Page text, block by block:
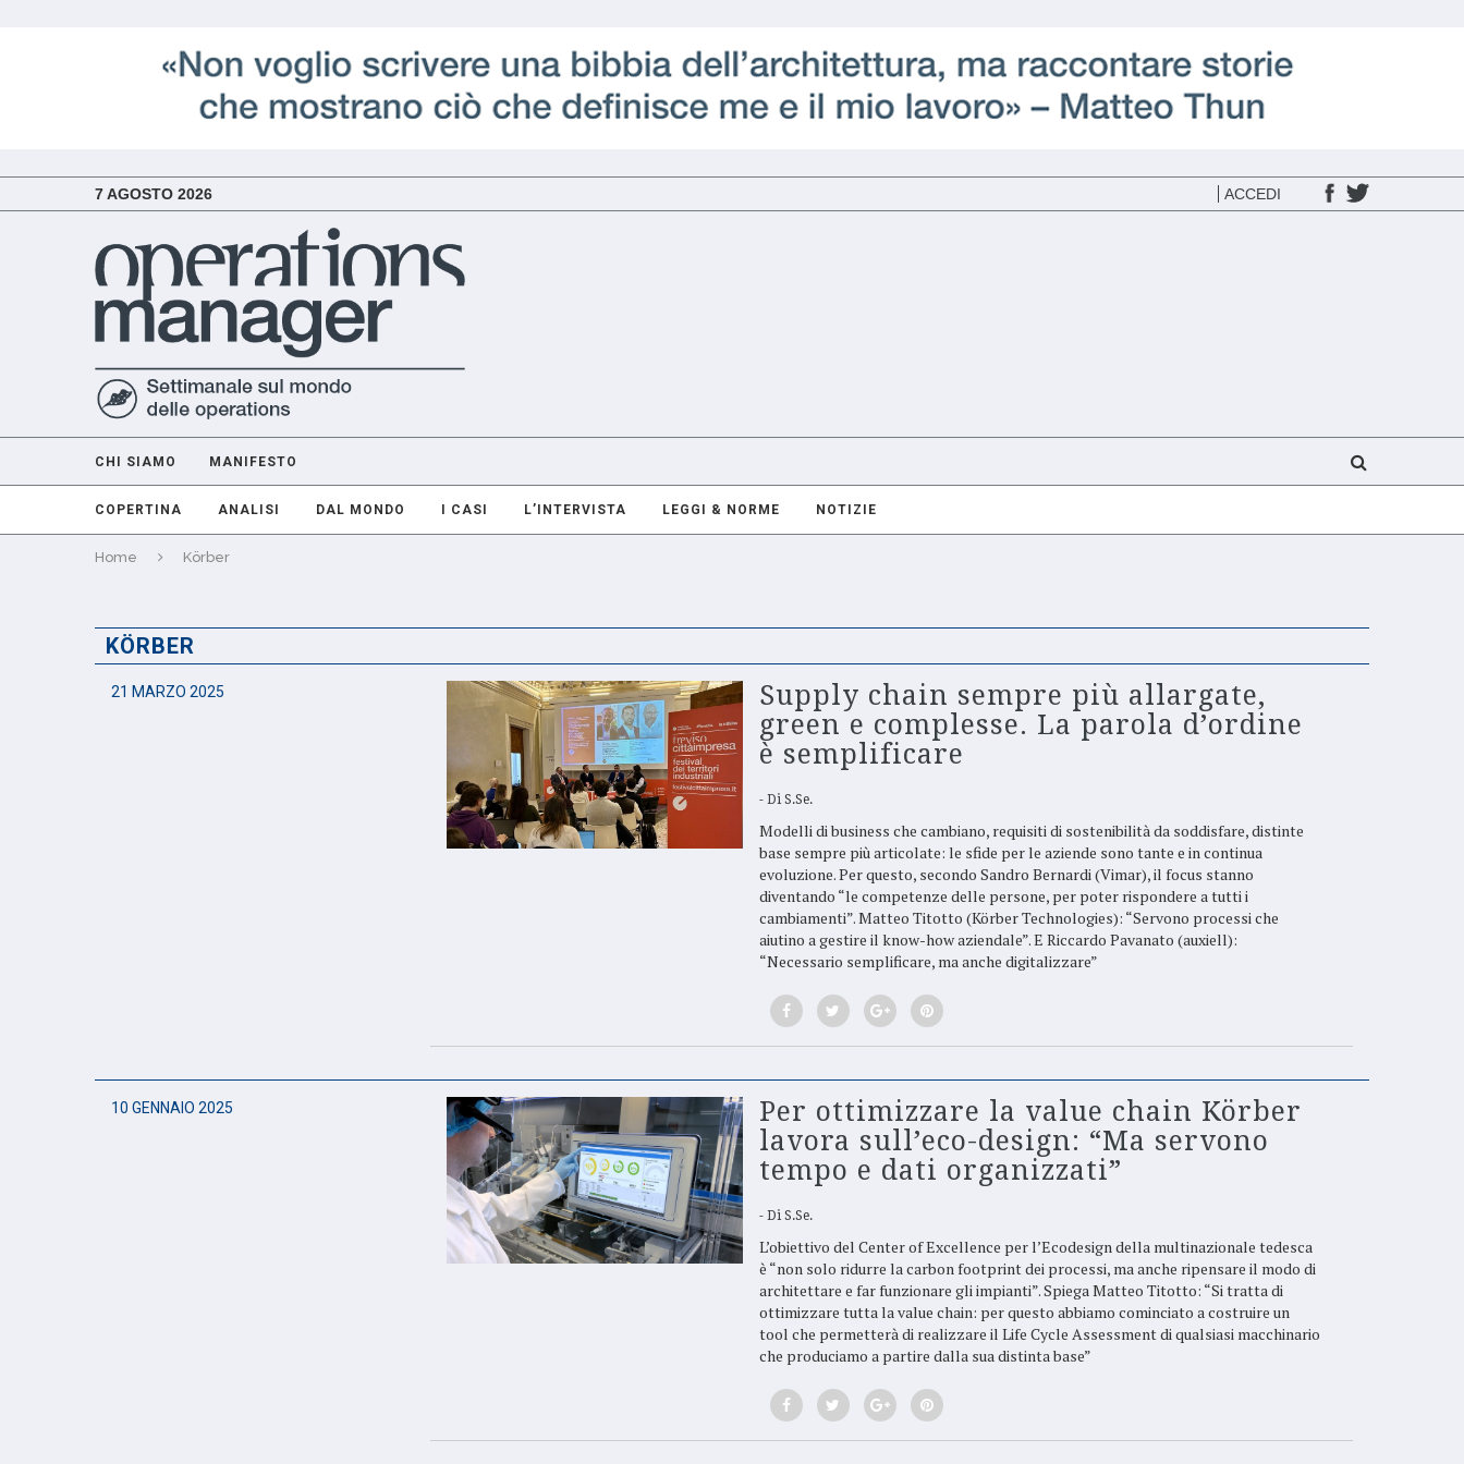
7 AGOSTO 2026 ACCEDI
CHI SIAMO MANIFESTO
COPERTINA ANALISI DAL MONDO I CASI L’INTERVISTA LEGGI & NORME NOTIZIE
Home Körber
KÖRBER
21 MARZO 2025
Supply chain sempre più allargate,
green e complesse. La parola d’ordine
è semplificare
Di S.Se.
Modelli di business che cambiano, requisiti di sostenibilità da soddisfare, distinte
base sempre più articolate: le sfide per le aziende sono tante e in continua
evoluzione. Per questo, secondo Sandro Bernardi (Vimar), il focus stanno
diventando “le competenze delle persone, per poter rispondere a tutti i
cambiamenti”. Matteo Titotto (Körber Technologies): “Servono processi che
aiutino a gestire il know-how aziendale”. E Riccardo Pavanato (auxiell):
“Necessario semplificare, ma anche digitalizzare”
10 GENNAIO 2025
Per ottimizzare la value chain Körber
lavora sull’eco-design: “Ma servono
tempo e dati organizzati”
Di S.Se.
L’obiettivo del Center of Excellence per l’Ecodesign della multinazionale tedesca
è “non solo ridurre la carbon footprint dei processi, ma anche ripensare il modo di
architettare e far funzionare gli impianti”. Spiega Matteo Titotto: “Si tratta di
ottimizzare tutta la value chain: per questo abbiamo cominciato a costruire un
tool che permetterà di realizzare il Life Cycle Assessment di qualsiasi macchinario
che produciamo a partire dalla sua distinta base”